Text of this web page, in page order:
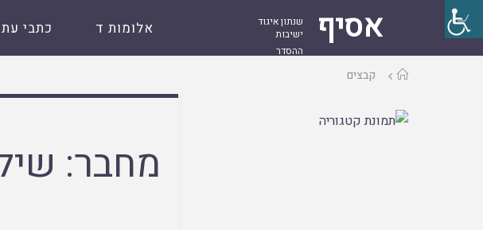
אסיף
שנתון איגוד
ישיבות
ההסדר
אלומות ד כתבי עת
עמודקבצים
מחבר: